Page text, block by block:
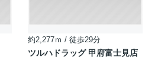
約2,277ｍ / 徒歩29分
ツルハドラッグ 甲府富士見店